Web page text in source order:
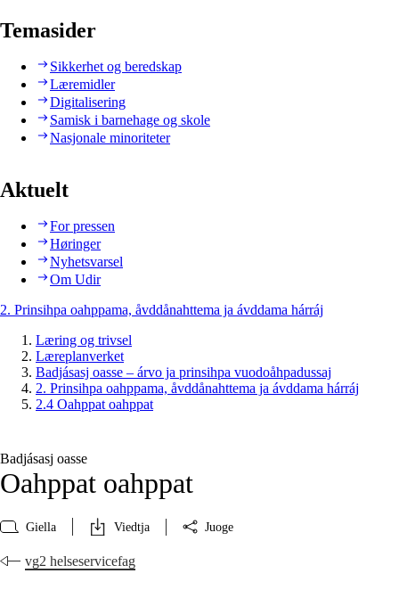
Temasider
Sikkerhet og beredskap
Læremidler
Digitalisering
Samisk i barnehage og skole
Nasjonale minoriteter
Aktuelt
For pressen
Høringer
Nyhetsvarsel
Om Udir
2. Prinsihpa oahppama, åvddånahttema ja ávddama hárráj
Læring og trivsel
Læreplanverket
Badjásasj oasse – árvo ja prinsihpa vuodoåhpadussaj
2. Prinsihpa oahppama, åvddånahttema ja ávddama hárráj
2.4 Oahppat oahppat
Badjásasj oasse
Oahppat oahppat
Giella Viedtja Juoge
vg2 helseservicefag